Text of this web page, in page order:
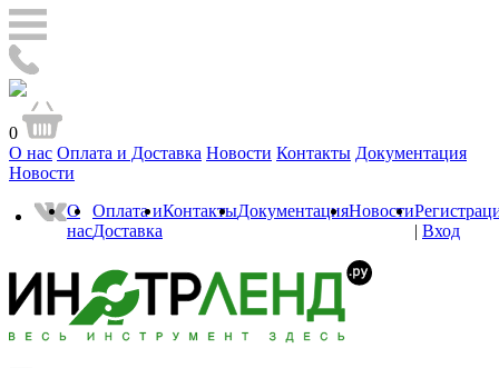
0
О нас Оплата и Доставка Новости Контакты Документация
Новости
О
нас
Оплата и
Доставка
КонтактыДокументацияНовости
| Вход